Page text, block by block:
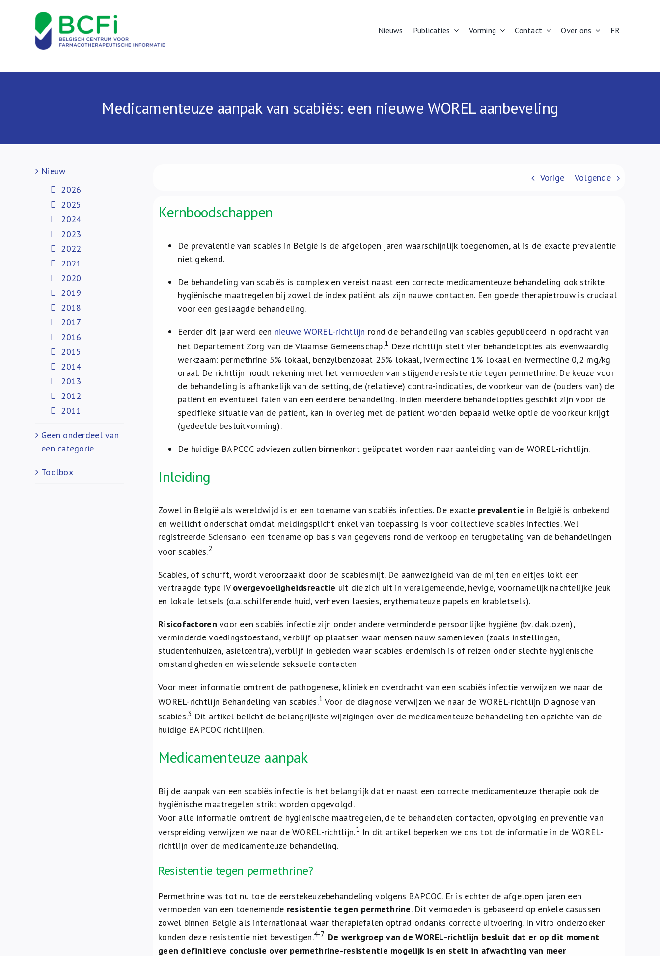
Nieuws Publicaties Vorming Contact Over ons FR
Medicamenteuze aanpak van scabiës: een nieuwe WOREL aanbeveling
Vorige Volgende
Kernboodschappen
De prevalentie van scabiës in België is de afgelopen jaren waarschijnlijk toegenomen, al is de exacte prevalentie
niet gekend.
De behandeling van scabiës is complex en vereist naast een correcte medicamenteuze behandeling ook strikte
hygiënische maatregelen bij zowel de index patiënt als zijn nauwe contacten. Een goede therapietrouw is cruciaal
voor een geslaagde behandeling.
Eerder dit jaar werd een nieuwe WOREL-richtlijn rond de behandeling van scabiës gepubliceerd in opdracht van
het Departement Zorg van de Vlaamse Gemeenschap.1 Deze richtlijn stelt vier behandelopties als evenwaardig
werkzaam: permethrine 5% lokaal, benzylbenzoaat 25% lokaal, ivermectine 1% lokaal en ivermectine 0,2 mg/kg
oraal. De richtlijn houdt rekening met het vermoeden van stijgende resistentie tegen permethrine. De keuze voor
de behandeling is afhankelijk van de setting, de (relatieve) contra-indicaties, de voorkeur van de (ouders van) de
patiënt en eventueel falen van een eerdere behandeling. Indien meerdere behandelopties geschikt zijn voor de
specifieke situatie van de patiënt, kan in overleg met de patiënt worden bepaald welke optie de voorkeur krijgt
(gedeelde besluitvorming).
De huidige BAPCOC adviezen zullen binnenkort geüpdatet worden naar aanleiding van de WOREL-richtlijn.
Inleiding
Zowel in België als wereldwijd is er een toename van scabiës infecties. De exacte prevalentie in België is onbekend
en wellicht onderschat omdat meldingsplicht enkel van toepassing is voor collectieve scabiës infecties. Wel
registreerde Sciensano een toename op basis van gegevens rond de verkoop en terugbetaling van de behandelingen
voor scabiës.2
Scabiës, of schurft, wordt veroorzaakt door de scabiësmijt. De aanwezigheid van de mijten en eitjes lokt een
vertraagde type IV overgevoeligheidsreactie uit die zich uit in veralgemeende, hevige, voornamelijk nachtelijke jeuk
en lokale letsels (o.a. schilferende huid, verheven laesies, erythemateuze papels en krabletsels).
Risicofactoren voor een scabiës infectie zijn onder andere verminderde persoonlijke hygiëne (bv. daklozen),
verminderde voedingstoestand, verblijf op plaatsen waar mensen nauw samenleven (zoals instellingen,
studentenhuizen, asielcentra), verblijf in gebieden waar scabiës endemisch is of reizen onder slechte hygiënische
omstandigheden en wisselende seksuele contacten.
Voor meer informatie omtrent de pathogenese, kliniek en overdracht van een scabiës infectie verwijzen we naar de
WOREL-richtlijn Behandeling van scabiës.1 Voor de diagnose verwijzen we naar de WOREL-richtlijn Diagnose van
scabiës.3 Dit artikel belicht de belangrijkste wijzigingen over de medicamenteuze behandeling ten opzichte van de
huidige BAPCOC richtlijnen.
Medicamenteuze aanpak
Bij de aanpak van een scabiës infectie is het belangrijk dat er naast een correcte medicamenteuze therapie ook de
hygiënische maatregelen strikt worden opgevolgd.
Voor alle informatie omtrent de hygiënische maatregelen, de te behandelen contacten, opvolging en preventie van
verspreiding verwijzen we naar de WOREL-richtlijn.1 In dit artikel beperken we ons tot de informatie in de WOREL-
richtlijn over de medicamenteuze behandeling.
Resistentie tegen permethrine?
Permethrine was tot nu toe de eerstekeuzebehandeling volgens BAPCOC. Er is echter de afgelopen jaren een
vermoeden van een toenemende resistentie tegen permethrine. Dit vermoeden is gebaseerd op enkele casussen
zowel binnen België als internationaal waar therapiefalen optrad ondanks correcte uitvoering. In vitro onderzoeken
konden deze resistentie niet bevestigen.4-7 De werkgroep van de WOREL-richtlijn besluit dat er op dit moment
geen definitieve conclusie over permethrine-resistentie mogelijk is en stelt in afwachting van meer
Nieuw
2026
2025
2024
2023
2022
2021
2020
2019
2018
2017
2016
2015
2014
2013
2012
2011
Geen onderdeel van
een categorie
Toolbox